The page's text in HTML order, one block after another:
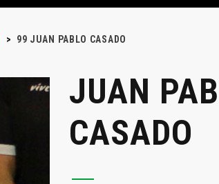
> 99 JUAN PABLO CASADO
JUAN
CASADO